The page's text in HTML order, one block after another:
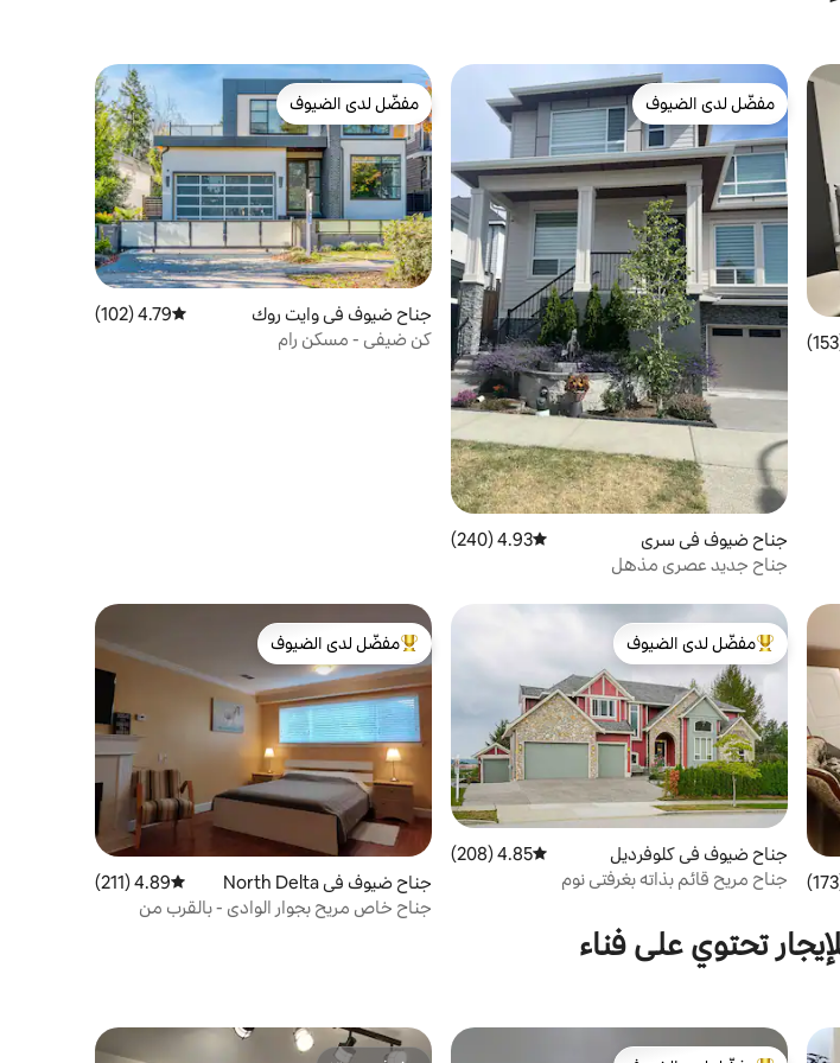
153 مراجعات
مفضّل لدى الضيوف
مفضّل لدى الضيوف
جناح ضيوف في سري متوسط التقييم 4.93 من 5، 240 مراجعات
4.93 (240)
جناح جديد عصري مذهل
مفضّل لدى الضيوف
مفضّل لدى الضيوف
جناح ضيوف في وايت روك متوسط التقييم 4.79 من 5، 102 مراجعات
4.79 (102)
كن ضيفي - مسكن رام
173 مراجعات
من أبرز البيوت المفضّلة لدى الضيوف
مفضّل لدى الضيوف
جناح ضيوف في كلوفرديل متوسط التقييم 4.85 من 5، 208 مراجعات
4.85 (208)
جناح مريح قائم بذاته بغرفتي نوم
من أبرز البيوت المفضّلة لدى الضيوف
مفضّل لدى الضيوف
جناح ضيوف في North Delta متوسط التقييم 4.89 من 5، 211 مراجعات
4.89 (211)
جناح خاص مريح بجوار الوادي - بالقرب من
تحتوي على فناء